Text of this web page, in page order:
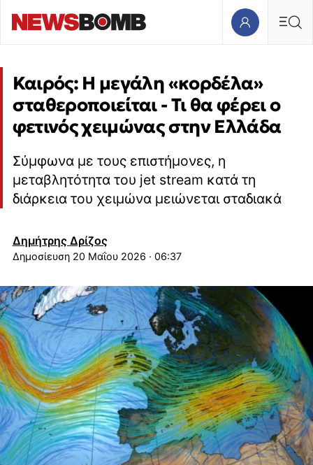
Καιρός: Η μεγάλη «κορδέλα»
σταθεροποιείται - Τι θα φέρει ο
φετινός χειμώνας στην Ελλάδα
Σύμφωνα με τους επιστήμονες, η
μεταβλητότητα του jet stream κατά τη
διάρκεια του χειμώνα μειώνεται σταδιακά
Δημήτρης Δρίζος
20 Μαΐου 2026 · 06:37